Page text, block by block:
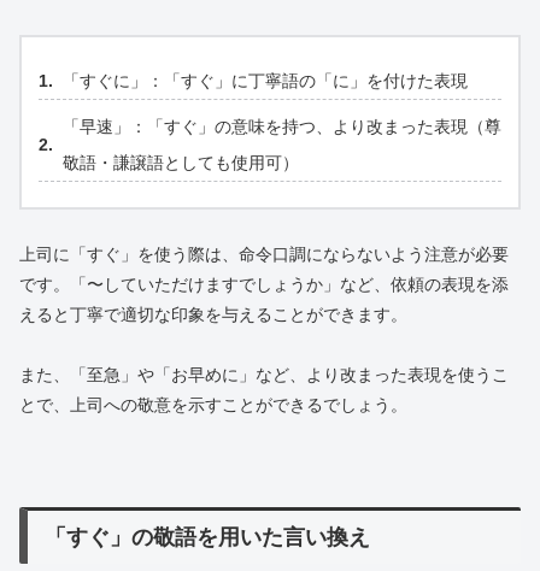
「すぐに」：「すぐ」に丁寧語の「に」を付けた表現
「早速」：「すぐ」の意味を持つ、より改まった表現（尊
敬語・謙譲語としても使用可）
上司に「すぐ」を使う際は、命令口調にならないよう注意が必要
です。「〜していただけますでしょうか」など、依頼の表現を添
えると丁寧で適切な印象を与えることができます。
また、「至急」や「お早めに」など、より改まった表現を使うこ
とで、上司への敬意を示すことができるでしょう。
「すぐ」の敬語を用いた言い換え